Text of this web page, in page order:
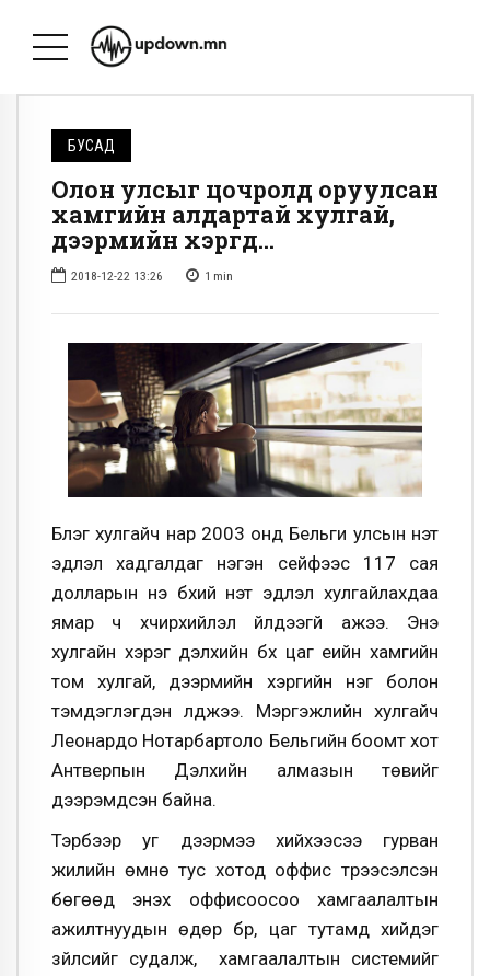
БУСАД
Олон улсыг цочролд оруулсан
хамгийн алдартай хулгай,
дээрмийн хэргүүд…
2018-12-22 13:26 1 min
Бүлэг хулгайч нар 2003 онд Бельги улсын үнэт
эдлэл хадгалдаг нэгэн сейфээс 117 сая
долларын үнэ бүхий үнэт эдлэл хулгайлахдаа
ямар ч хүчирхийлэл үйлдээгүй ажээ. Энэ
хулгайн хэрэг дэлхийн бүх цаг үеийн хамгийн
том хулгай, дээрмийн хэргийн нэг болон
тэмдэглэгдэн үлджээ. Мэргэжлийн хулгайч
Леонардо Нотарбартоло Бельгийн боомт хот
Антверпын Дэлхийн алмазын төвийг
дээрэмдсэн байна.
Тэрбээр уг дээрмээ хийхээсээ гурван
жилийн өмнө тус хотод оффис түрээсэлсэн
бөгөөд энэхүү оффисоосоо хамгаалалтын
ажилтнуудын өдөр бүр, цаг тутамд хийдэг
зүйлсийг судалж, хамгаалалтын системийг